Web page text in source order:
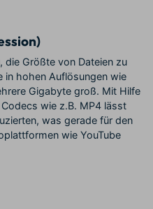
die Größte von Dateien zu
in hohen Auflösungen wie
Gigabyte groß. Mit Hilfe
wie z.B. MP4 lässt
was gerade für den
wie YouTube